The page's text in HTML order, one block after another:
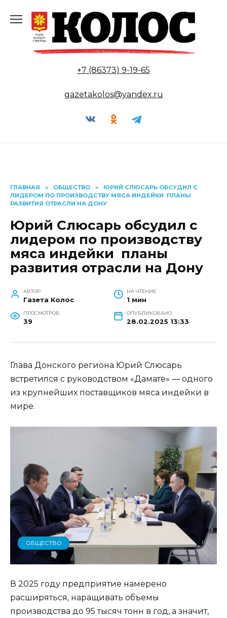
содержанию
+7 (86373) 9-19-65
gazetakolos@yandex.ru
ГЛАВНАЯ » ОБЩЕСТВО »
ЮРИЙ СЛЮСАРЬ ОБСУДИЛ С
ЛИДЕРОМ ПО ПРОИЗВОДСТВУ МЯСА ИНДЕЙКИ ПЛАНЫ
РАЗВИТИЯ ОТРАСЛИ НА ДОНУ
Юрий Слюсарь обсудил с
лидером по производству
мяса индейки планы
развития отрасли на Дону
АВТОР
Газета Колос
НА ЧТЕНИЕ
1 мин
ПРОСМОТРОВ
39
ОПУБЛИКОВАНО
28.02.2025 13:33
Глава Донского региона Юрий Слюсарь
встретился с руководством «Дамате» — одного
из крупнейших поставщиков мяса индейки в
мире.
ОБЩЕСТВО
В 2025 году предприятие намерено
расширяться, наращивать объемы
производства до 95 тысяч тонн в год, а значит,